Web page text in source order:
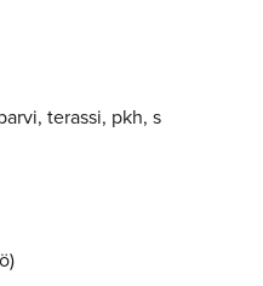
terassi, pkh, s